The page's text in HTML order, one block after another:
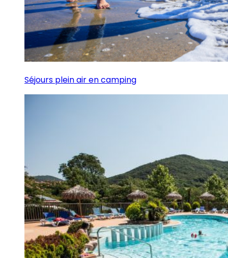
Séjours plein air en camping